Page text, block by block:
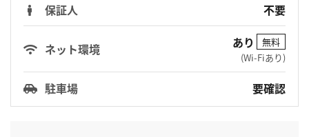
保証人
不要
ネット環境 あり
無料
(Wi-Fiあり)
駐車場 要確認